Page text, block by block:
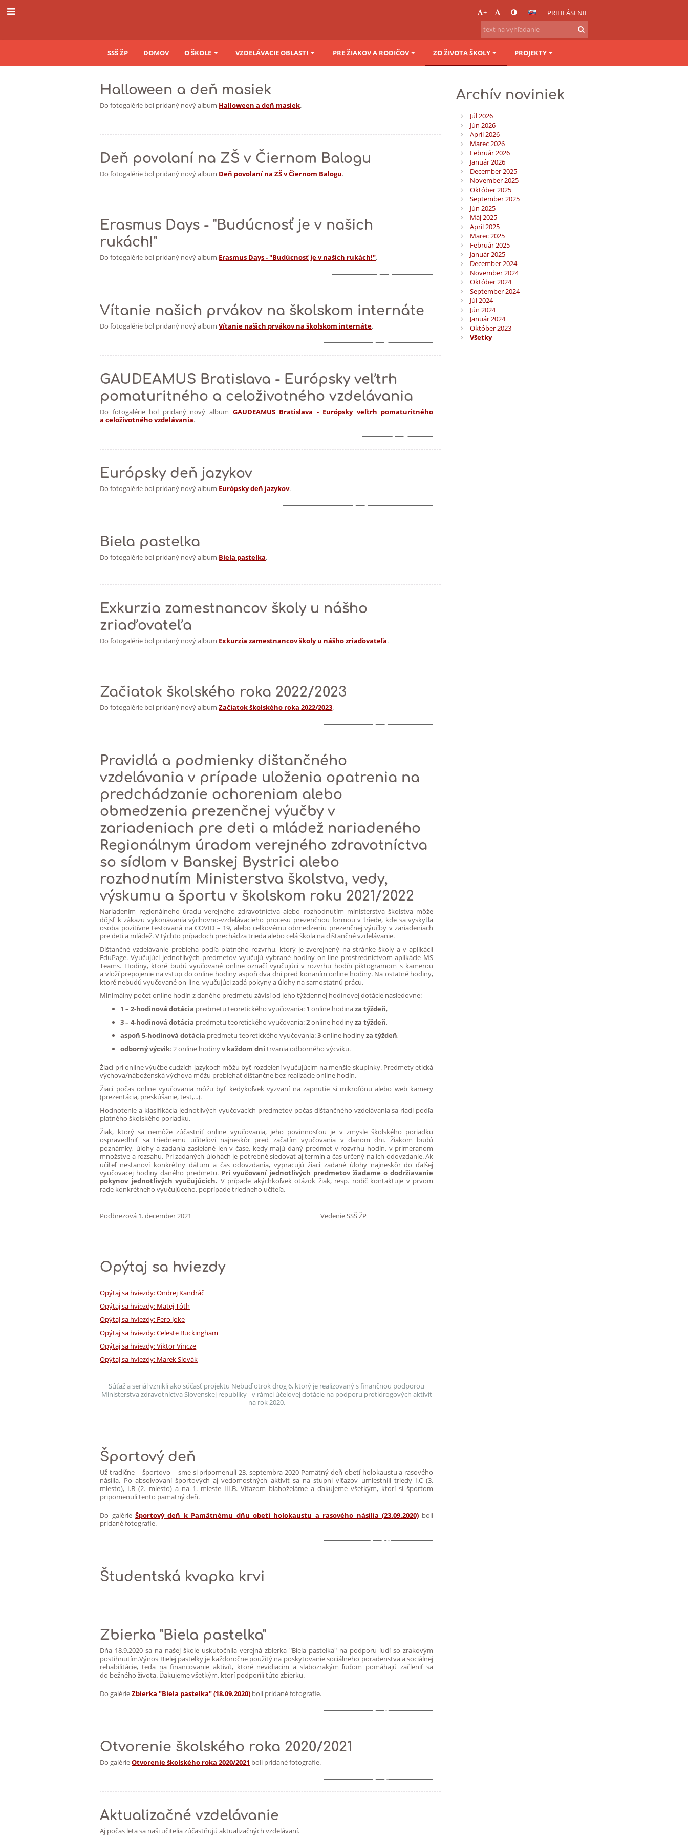
+ - PRIHLÁSENIE
SSŠ ŽP DOMOV O ŠKOLE VZDELÁVACIE OBLASTI PRE ŽIAKOV A RODIČOV ZO ŽIVOTA ŠKOLY PROJEKTY
Novinky
Halloween a deň masiek
Do fotogalérie bol pridaný nový album Halloween a deň masiek.
Deň povolaní na ZŠ v Čiernom Balogu
Do fotogalérie bol pridaný nový album Deň povolaní na ZŠ v Čiernom Balogu.
Erasmus Days - "Budúcnosť je v našich
rukách!"
Do fotogalérie bol pridaný nový album Erasmus Days - "Budúcnosť je v našich rukách!".
1
Vítanie našich prvákov na školskom internáte
Do fotogalérie bol pridaný nový albumVítanie našich prvákov na školskom internáte.
2
GAUDEAMUS Bratislava - Európsky veľtrh
pomaturitného a celoživotného vzdelávania
Do fotogalérie bol pridaný nový album GAUDEAMUS Bratislava - Európsky veľtrh pomaturitného
a celoživotného vzdelávania.
2
Európsky deň jazykov
Do fotogalérie bol pridaný nový album Európsky deň jazykov.
1
Biela pastelka
Do fotogalérie bol pridaný nový album Biela pastelka.
Exkurzia zamestnancov školy u nášho
zriaďovateľa
Do fotogalérie bol pridaný nový album Exkurzia zamestnancov školy u nášho zriaďovateľa.
Začiatok školského roka 2022/2023
Do fotogalérie bol pridaný nový albumZačiatok školského roka 2022/2023.
1
Pravidlá a podmienky dištančného
vzdelávania v prípade uloženia opatrenia na
predchádzanie ochoreniam alebo
obmedzenia prezenčnej výučby v
zariadeniach pre deti a mládež nariadeného
Regionálnym úradom verejného zdravotníctva
so sídlom v Banskej Bystrici alebo
rozhodnutím Ministerstva školstva, vedy,
výskumu a športu v školskom roku 2021/2022
Nariadením regionálneho úradu verejného zdravotníctva alebo rozhodnutím ministerstva školstva môže
dôjsť k zákazu vykonávania výchovno-vzdelávacieho procesu prezenčnou formou v triede, kde sa vyskytla
osoba pozitívne testovaná na COVID – 19, alebo celkovému obmedzeniu prezenčnej výučby v zariadeniach
pre deti a mládež. V týchto prípadoch prechádza trieda alebo celá škola na dištančné vzdelávanie.
Dištančné vzdelávanie prebieha podľa platného rozvrhu, ktorý je zverejnený na stránke školy a v aplikácii
EduPage. Vyučujúci jednotlivých predmetov vyučujú vybrané hodiny on-line prostredníctvom aplikácie MS
Teams. Hodiny, ktoré budú vyučované online označí vyučujúci v rozvrhu hodín piktogramom s kamerou
a vloží prepojenie na vstup do online hodiny aspoň dva dni pred konaním online hodiny. Na ostatné hodiny,
ktoré nebudú vyučované on-line, vyučujúci zadá pokyny a úlohy na samostatnú prácu.
Minimálny počet online hodín z daného predmetu závisí od jeho týždennej hodinovej dotácie nasledovne:
1 – 2-hodinová dotácia predmetu teoretického vyučovania: 1 online hodinaza týždeň,
3 – 4-hodinová dotácia predmetu teoretického vyučovania:2online hodinyza týždeň,
aspoň 5-hodinová dotácia predmetu teoretického vyučovania:3online hodinyza týždeň,
odborný výcvik: 2 online hodinyv každom dni trvania odborného výcviku.
Žiaci pri online výučbe cudzích jazykoch môžu byť rozdelení vyučujúcim na menšie skupinky. Predmety etická
výchova/náboženská výchova môžu prebiehať dištančne bez realizácie online hodín.
Žiaci počas online vyučovania môžu byť kedykoľvek vyzvaní na zapnutie si mikrofónu alebo web kamery
(prezentácia, preskúšanie, test,...).
Hodnotenie a klasifikácia jednotlivých vyučovacích predmetov počas dištančného vzdelávania sa riadi podľa
platného školského poriadku.
Žiak, ktorý sa nemôže zúčastniť online vyučovania, jeho povinnosťou je v zmysle školského poriadku
ospravedlniť sa triednemu učiteľovi najneskôr pred začatím vyučovania v danom dni. Žiakom budú
poznámky, úlohy a zadania zasielané len v čase, kedy majú daný predmet v rozvrhu hodín, v primeranom
množstve a rozsahu. Pri zadaných úlohách je potrebné sledovať aj termín a čas určený na ich odovzdanie. Ak
učiteľ nestanoví konkrétny dátum a čas odovzdania, vypracujú žiaci zadané úlohy najneskôr do ďalšej
vyučovacej hodiny daného predmetu. Pri vyučovaní jednotlivých predmetov žiadame o dodržiavanie
pokynov jednotlivých vyučujúcich. V prípade akýchkoľvek otázok žiak, resp. rodič kontaktuje v prvom
rade konkrétneho vyučujúceho, poprípade triedneho učiteľa.
Podbrezová 1. december 2021 Vedenie SSŠ ŽP
Opýtaj sa hviezdy
Opýtaj sa hviezdy: Ondrej Kandráč
Opýtaj sa hviezdy: Matej Tóth
Opýtaj sa hviezdy: Fero Joke
Opýtaj sa hviezdy: Celeste Buckingham
Opýtaj sa hviezdy: Viktor Vincze
Opýtaj sa hviezdy: Marek Slovák
Súťaž a seriál vznikli ako súčasť projektu Nebuď otrok drog 6, ktorý je realizovaný s finančnou podporou
Ministerstva zdravotníctva Slovenskej republiky - v rámci účelovej dotácie na podporu protidrogových aktivít
na rok 2020.
Športový deň
Už tradične – športovo – sme si pripomenuli 23. septembra 2020 Pamätný deň obetí holokaustu a rasového
násilia. Po absolvovaní športových aj vedomostných aktivít sa na stupni víťazov umiestnili triedy I.C (3.
miesto), I.B (2. miesto) a na 1. mieste III.B. Víťazom blahoželáme a ďakujeme všetkým, ktorí si športom
pripomenuli tento pamätný deň.
Do galérieŠportový deň k Pamätnému dňu obetí holokaustu a rasového násilia (23.09.2020)boli
pridané fotografie.
19
Študentská kvapka krvi
Zbierka "Biela pastelka"
Dňa 18.9.2020 sa na našej škole uskutočnila verejná zbierka "Biela pastelka" na podporu ľudí so zrakovým
postihnutím.Výnos Bielej pastelky je každoročne použitý na poskytovanie sociálneho poradenstva a sociálnej
rehabilitácie, teda na financovanie aktivít, ktoré nevidiacim a slabozrakým ľuďom pomáhajú začleniť sa
do bežného života. Ďakujeme všetkým, ktorí podporili túto zbierku.
Do galérieZbierka "Biela pastelka" (18.09.2020) boli pridané fotografie.
9
Otvorenie školského roka 2020/2021
Do galérieOtvorenie školského roka 2020/2021 boli pridané fotografie.
6
Aktualizačné vzdelávanie
Aj počas leta sa naši učitelia zúčastňujú aktualizačných vzdelávaní.
Archív noviniek
Júl 2026
Jún 2026
Apríl 2026
Marec 2026
Február 2026
Január 2026
December 2025
November 2025
Október 2025
September 2025
Jún 2025
Máj 2025
Apríl 2025
Marec 2025
Február 2025
Január 2025
December 2024
November 2024
Október 2024
September 2024
Júl 2024
Jún 2024
Január 2024
Október 2023
Všetky